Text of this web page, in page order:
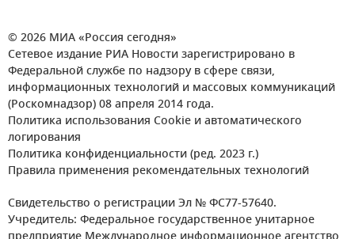
© 2026 МИА «Россия сегодня»
Сетевое издание РИА Новости зарегистрировано в
Федеральной службе по надзору в сфере связи,
информационных технологий и массовых коммуникаций
(Роскомнадзор) 08 апреля 2014 года.
Политика использования Cookie и автоматического
логирования
Политика конфиденциальности (ред. 2023 г.)
Правила применения рекомендательных технологий
Свидетельство о регистрации Эл № ФС77-57640.
Учредитель: Федеральное государственное унитарное